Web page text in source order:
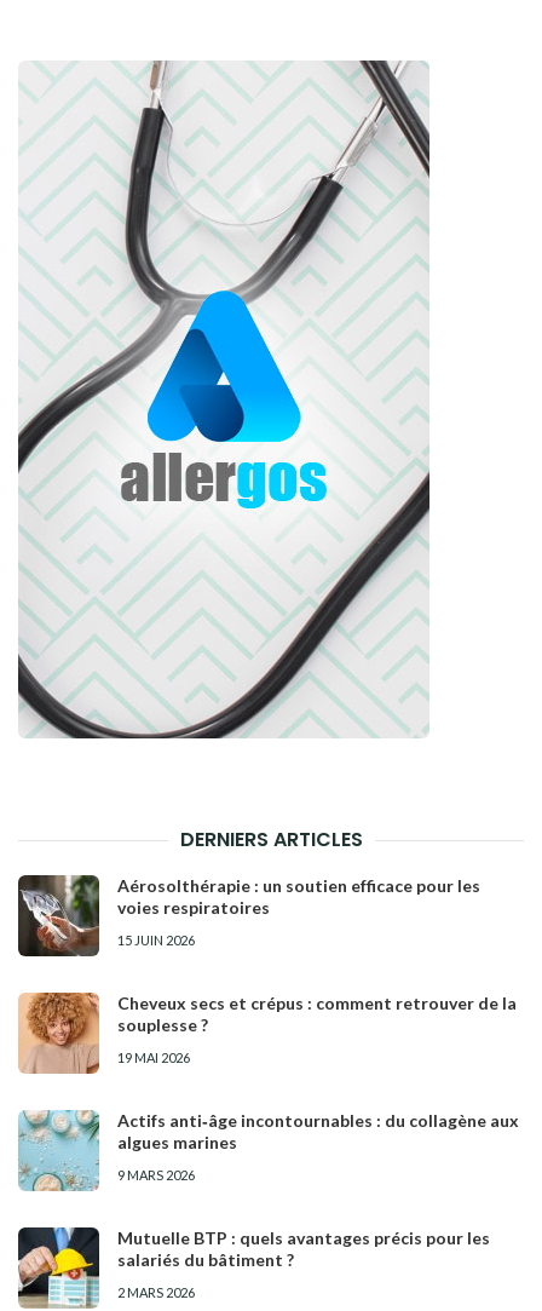
DERNIERS ARTICLES
Aérosolthérapie : un soutien efficace pour les
voies respiratoires
15 JUIN 2026
Cheveux secs et crépus : comment retrouver de la
souplesse ?
19 MAI 2026
Actifs anti‑âge incontournables : du collagène aux
algues marines
9 MARS 2026
Mutuelle BTP : quels avantages précis pour les
salariés du bâtiment ?
2 MARS 2026